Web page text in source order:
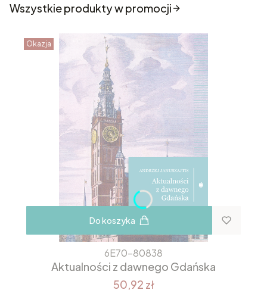
Wszystkie produkty w promocji
Okazja
Do koszyka
6E70-80838
Aktualności z dawnego Gdańska
50,92 zł